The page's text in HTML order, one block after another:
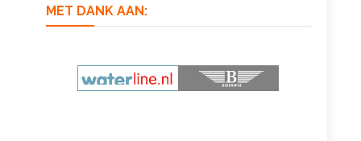
MET DANK AAN: